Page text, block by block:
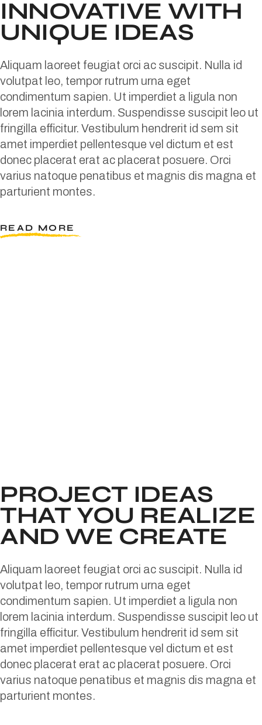
INNOVATIVE WITH
UNIQUE IDEAS
Aliquam laoreet feugiat orci ac suscipit. Nulla id
volutpat leo, tempor rutrum urna eget
condimentum sapien. Ut imperdiet a ligula non
lorem lacinia interdum. Suspendisse suscipit leo ut
fringilla efficitur. Vestibulum hendrerit id sem sit
amet imperdiet pellentesque vel dictum et est
donec placerat erat ac placerat posuere. Orci
varius natoque penatibus et magnis dis magna et
parturient montes.
READ MORE
PROJECT IDEAS
THAT YOU REALIZE
AND WE CREATE
Aliquam laoreet feugiat orci ac suscipit. Nulla id
volutpat leo, tempor rutrum urna eget
condimentum sapien. Ut imperdiet a ligula non
lorem lacinia interdum. Suspendisse suscipit leo ut
fringilla efficitur. Vestibulum hendrerit id sem sit
amet imperdiet pellentesque vel dictum et est
donec placerat erat ac placerat posuere. Orci
varius natoque penatibus et magnis dis magna et
parturient montes.